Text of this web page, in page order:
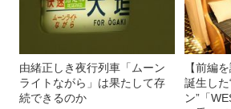
由緒正しき夜行列車「ムーン
ライトながら」は果たして存
続できるのか
【前編
誕生した
ン”「